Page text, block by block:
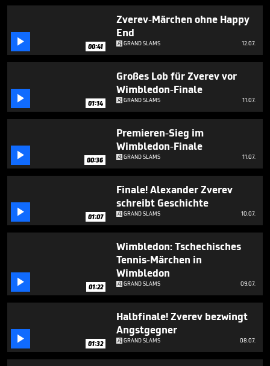
1
seconds
 00:41
Zverev-Märchen ohne Happy
End
GRAND SLAMS 12.07.
 01:14
Großes Lob für Zverev vor
Wimbledon-Finale
GRAND SLAMS 11.07.
 00:36
Premieren-Sieg im
Wimbledon-Finale
GRAND SLAMS 11.07.
 01:07
Finale! Alexander Zverev
schreibt Geschichte
GRAND SLAMS 10.07.
 01:22
Wimbledon: Tschechisches
Tennis-Märchen in
Wimbledon
GRAND SLAMS 09.07.
 01:32
Halbfinale! Zverev bezwingt
Angstgegner
GRAND SLAMS 08.07.